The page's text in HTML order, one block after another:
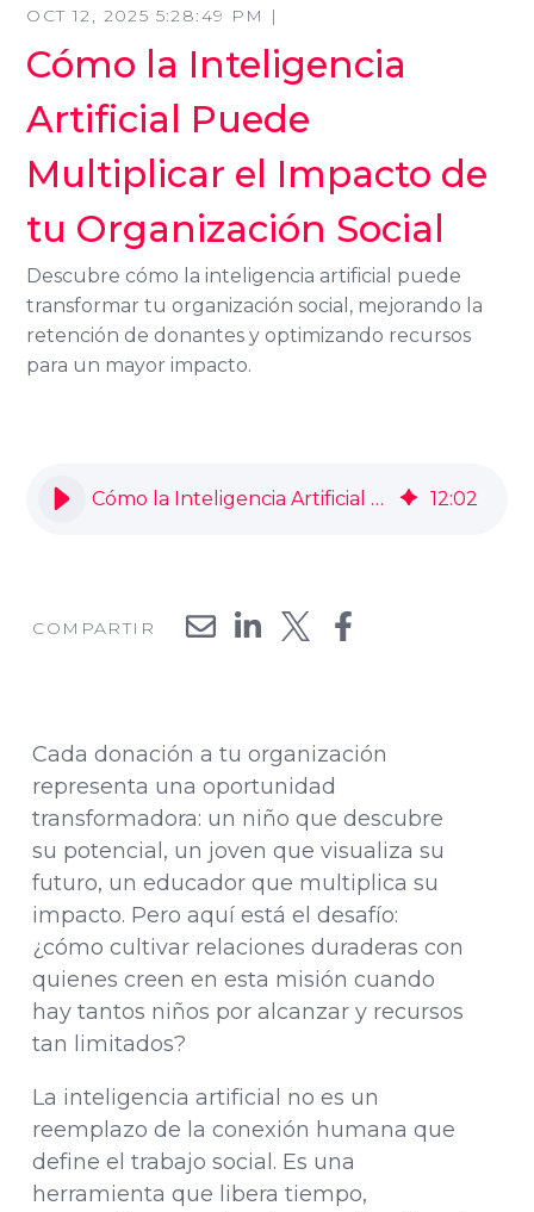
OCT 12, 2025 5:28:49 PM |
Cómo la Inteligencia
Artificial Puede
Multiplicar el Impacto de
tu Organización Social
Descubre cómo la inteligencia artificial puede
transformar tu organización social, mejorando la
retención de donantes y optimizando recursos
para un mayor impacto.
Cómo la Inteligencia Artificial Puede Multiplicar el Impacto de tu Organización Social 12:02
COMPARTIR
Cada donación a tu organización
representa una oportunidad
transformadora: un niño que descubre
su potencial, un joven que visualiza su
futuro, un educador que multiplica su
impacto. Pero aquí está el desafío:
¿cómo cultivar relaciones duraderas con
quienes creen en esta misión cuando
hay tantos niños por alcanzar y recursos
tan limitados?
La inteligencia artificial no es un
reemplazo de la conexión humana que
define el trabajo social. Es una
herramienta que libera tiempo,